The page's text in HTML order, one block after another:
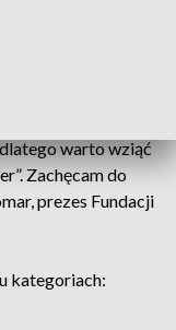
warto wziąć
Zachęcam do
prezes Fundacji
kategoriach: